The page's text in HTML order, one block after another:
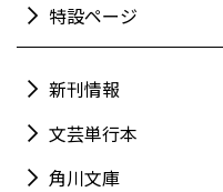
特設ページ
新刊情報
文芸単行本
角川文庫